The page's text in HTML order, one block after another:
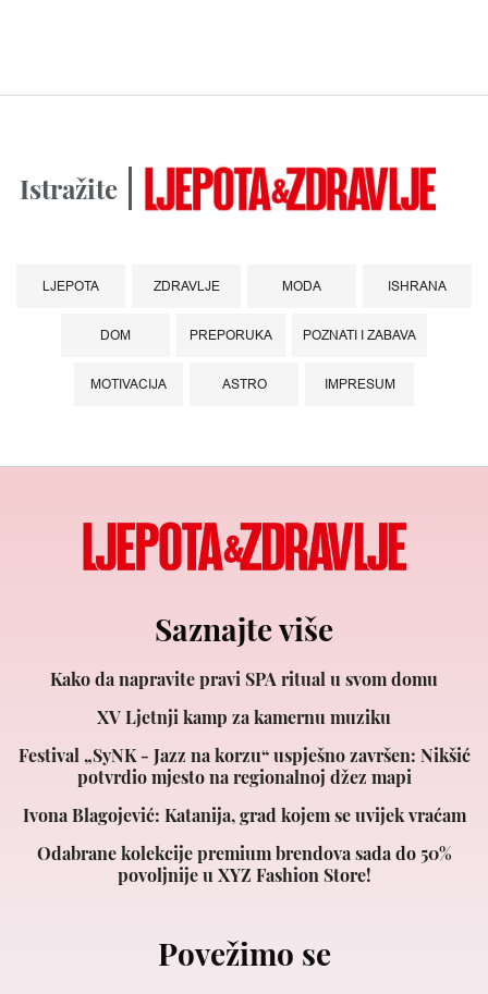
Istražite
LJEPOTA ZDRAVLJE MODA ISHRANA
DOM PREPORUKA POZNATI I ZABAVA
MOTIVACIJA ASTRO IMPRESUM
Saznajte više
Kako da napravite pravi SPA ritual u svom domu
XV Ljetnji kamp za kamernu muziku
Festival „SyNK - Jazz na korzu“ uspješno završen: Nikšić
potvrdio mjesto na regionalnoj džez mapi
Ivona Blagojević: Katanija, grad kojem se uvijek vraćam
Odabrane kolekcije premium brendova sada do 50%
povoljnije u XYZ Fashion Store!
Povežimo se